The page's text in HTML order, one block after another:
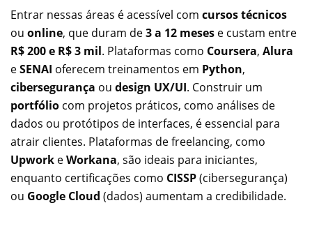
Entrar nessas áreas é acessível com cursos técnicos
ou online, que duram de3 a 12 meses e custam entre
R$ 200 e R$ 3 mil. Plataformas como Coursera, Alura
eSENAI oferecem treinamentos em Python,
cibersegurança ou design UX/UI. Construir um
portfólio com projetos práticos, como análises de
dados ou protótipos de interfaces, é essencial para
atrair clientes. Plataformas de freelancing, como
Upwork eWorkana, são ideais para iniciantes,
enquanto certificações como CISSP(cibersegurança)
ou Google Cloud (dados) aumentam a credibilidade.